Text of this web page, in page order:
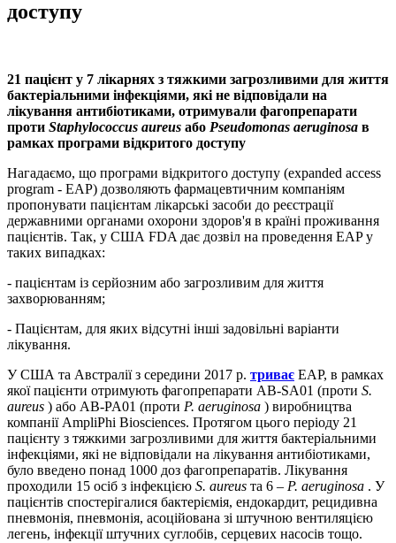
доступу
21 пацієнт у 7 лікарнях з тяжкими загрозливими для життя
бактеріальними інфекціями, які не відповідали на
лікування антибіотиками, отримували фагопрепарати
проти Staphylococcus aureus або Pseudomonas aeruginosa в
рамках програми відкритого доступу
Нагадаємо, що програми відкритого доступу (expanded access
program - EAP) дозволяють фармацевтичним компаніям
пропонувати пацієнтам лікарські засоби до реєстрації
державними органами охорони здоров'я в країні проживання
пацієнтів. Так, у США FDA дає дозвіл на проведення EAP у
таких випадках:
- пацієнтам із серйозним або загрозливим для життя
захворюванням;
- Пацієнтам, для яких відсутні інші задовільні варіанти
лікування.
У США та Австралії з середини 2017 р. триває EAP, в рамках
якої пацієнти отримують фагопрепарати AB-SA01 (проти S.
aureus ) або AB-PA01 (проти P. aeruginosa ) виробництва
компанії AmpliPhi Biosciences. Протягом цього періоду 21
пацієнту з тяжкими загрозливими для життя бактеріальними
інфекціями, які не відповідали на лікування антибіотиками,
було введено понад 1000 доз фагопрепаратів. Лікування
проходили 15 осіб з інфекцією S. aureus та 6 – P. aeruginosa . У
пацієнтів спостерігалися бактеріємія, ендокардит, рецидивна
пневмонія, пневмонія, асоційована зі штучною вентиляцією
легень, інфекції штучних суглобів, серцевих насосів тощо.